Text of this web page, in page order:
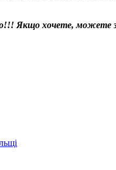
Якщо хочете, можете